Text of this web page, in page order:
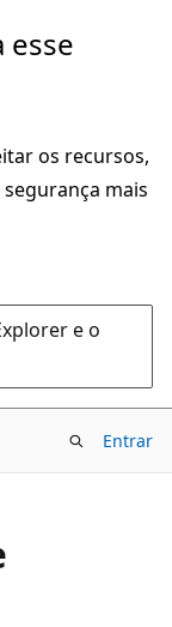
esse
os recursos,
mais
e o
Entrar